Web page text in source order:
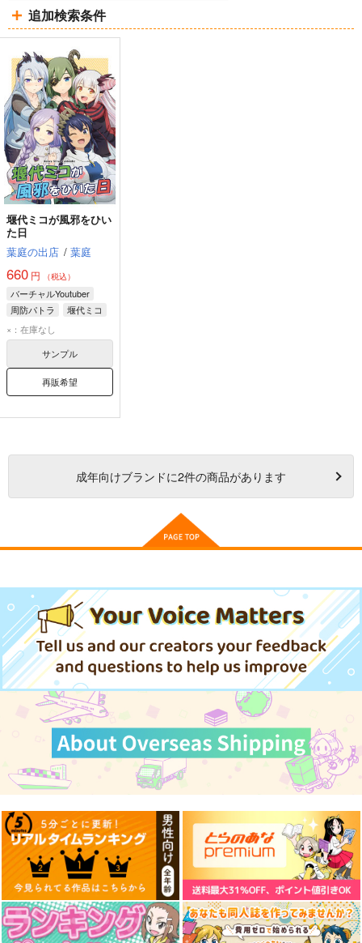
ム
ム
ム
追加検索条件
堰代ミコが風邪をひい
た日
葉庭の出店 / 葉庭
660 円 （税込）
バーチャルYoutuber
周防パトラ
堰代ミコ
西園寺メアリ
×：在庫なし
サンプル
再販希望
成年向けブランドに2件の商品があります